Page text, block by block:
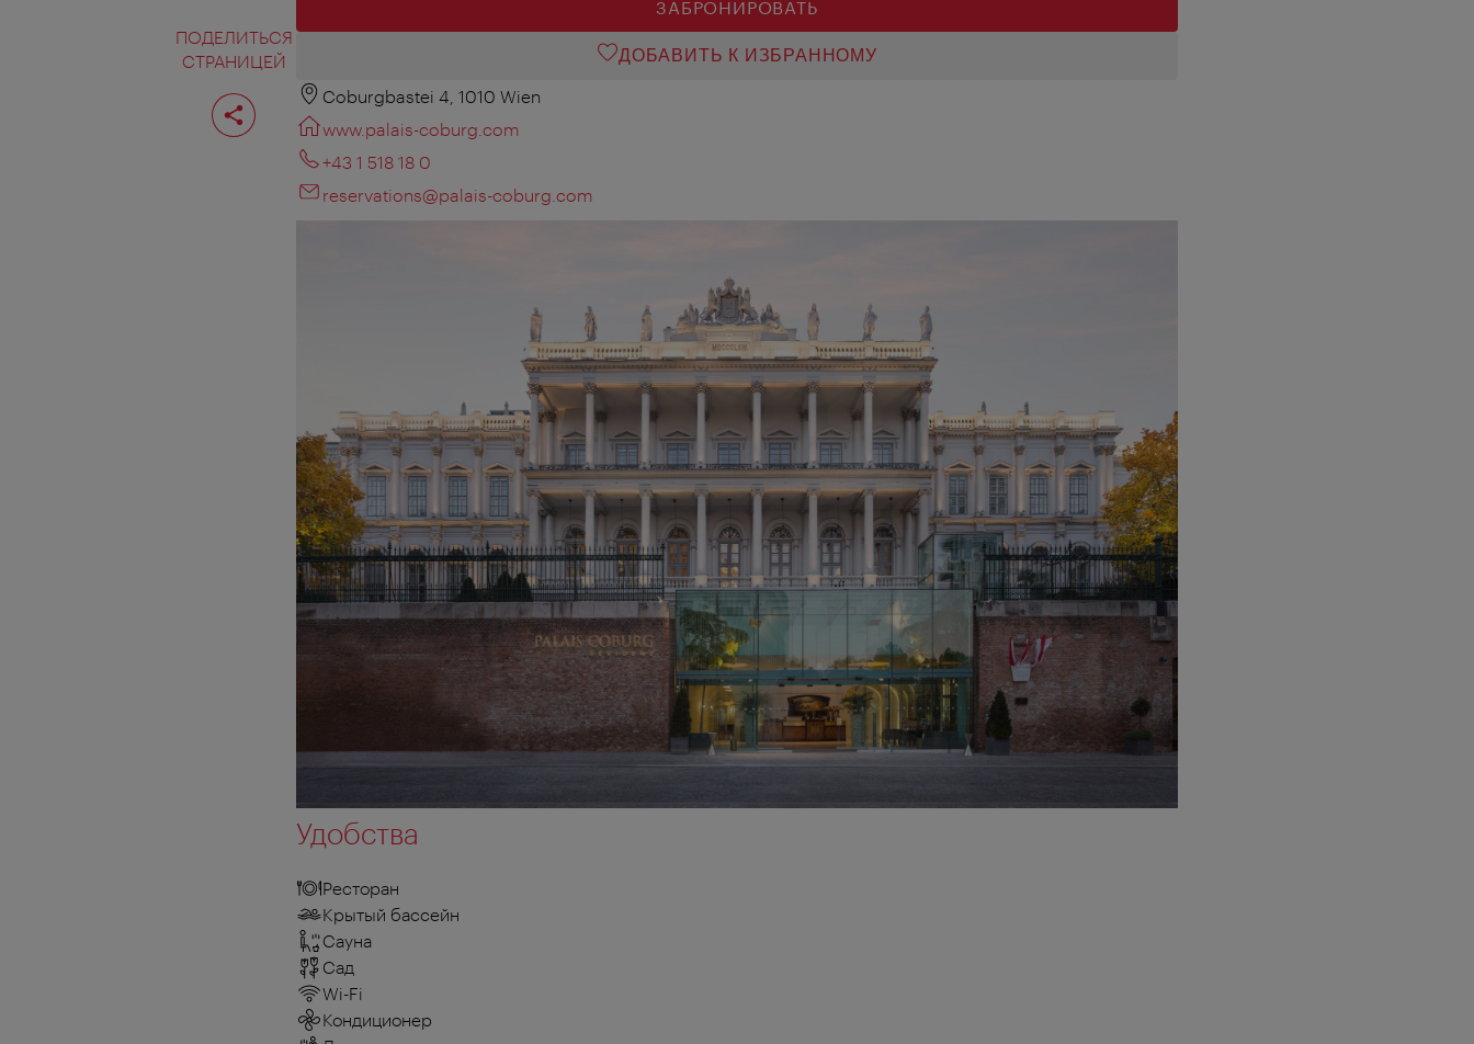
ПОДЕЛИТЬСЯ
СТРАНИЦЕЙ
Поделиться
страницей
ЗАБРОНИРОВАТЬ
ДОБАВИТЬ К ИЗБРАННОМУ
Coburgbastei 4, 1010 Wien
www.palais-coburg.com
+43 1 518 18 0
reservations@palais-coburg.com
Удобства
Ресторан
Крытый бассейн
Сауна
Сад
Wi-Fi
Кондиционер